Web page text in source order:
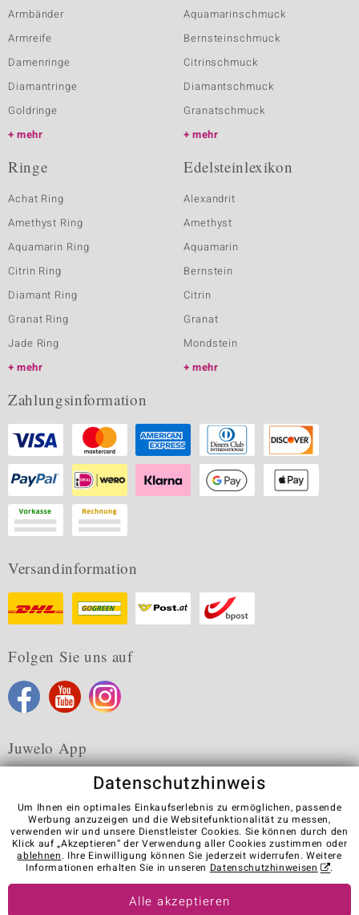
Armbänder
Armreife
Damenringe
Diamantringe
Goldringe
mehr
Aquamarinschmuck
Bernsteinschmuck
Citrinschmuck
Diamantschmuck
Granatschmuck
mehr
Ringe
Achat Ring
Amethyst Ring
Aquamarin Ring
Citrin Ring
Diamant Ring
Granat Ring
Jade Ring
mehr
Edelsteinlexikon
Alexandrit
Amethyst
Aquamarin
Bernstein
Citrin
Granat
Mondstein
mehr
Zahlungsinformation
Versandinformation
Folgen Sie uns auf
Juwelo App
Karriere AGB Datenschutz Cookies
Impressum
Kontakt
Vertrag widerrufen
Visit our stores in other countries:
Datenschutzhinweis
Um Ihnen ein optimales Einkaufserlebnis zu ermöglichen, passende
Werbung anzuzeigen und die Websitefunktionalität zu messen,
verwenden wir und unsere Dienstleister Cookies. Sie können durch den
Klick auf „Akzeptieren“ der Verwendung aller Cookies zustimmen oder
ablehnen. Ihre Einwilligung können Sie jederzeit widerrufen. Weitere
Informationen erhalten Sie in unseren Datenschutzhinweisen .
Alle akzeptieren